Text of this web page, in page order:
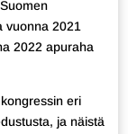
vuonna 2021
2022 apuraha
eri
ja näistä